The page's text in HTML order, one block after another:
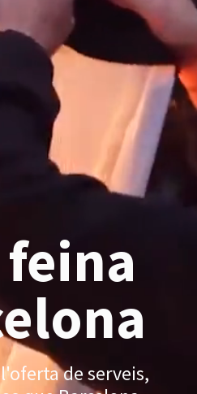
de serveis,